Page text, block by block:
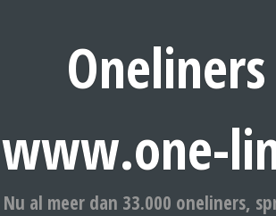
www.one-
Nu al meer dan 33.000 oneliners,